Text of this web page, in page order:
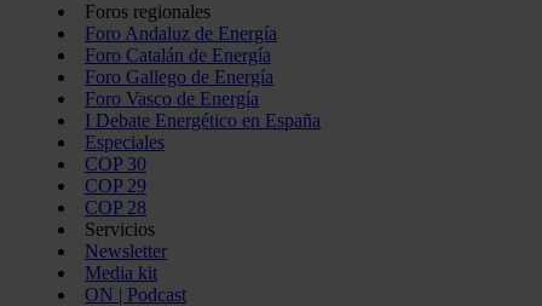
Foros regionales
Foro Andaluz de Energía
Foro Catalán de Energía
Foro Gallego de Energía
Foro Vasco de Energía
I Debate Energético en España
Especiales
COP 30
COP 29
COP 28
Servicios
Newsletter
Media kit
ON | Podcast